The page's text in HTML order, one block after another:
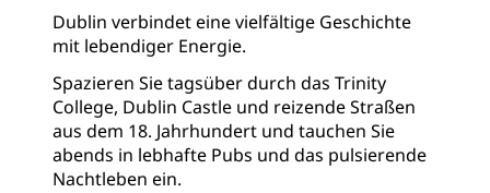
Dublin verbindet eine vielfältige Geschichte
mit lebendiger Energie.
Spazieren Sie tagsüber durch das Trinity
College, Dublin Castle und reizende Straßen
aus dem 18. Jahrhundert und tauchen Sie
abends in lebhafte Pubs und das pulsierende
Nachtleben ein.